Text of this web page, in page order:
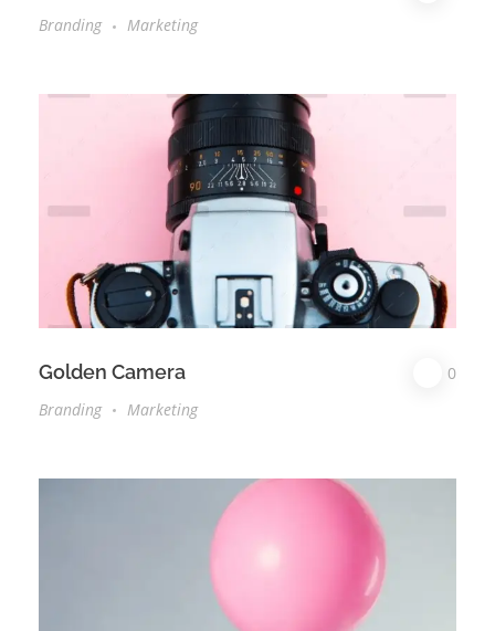
Branding Marketing
Golden Camera
0
Branding
Marketing